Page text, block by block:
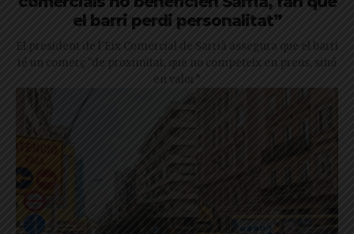
el barri perdi personalitat”
El president de l'Eix Comercial de Sarrià assegura que el barri
té un comerç "de proximitat, que no competeix en preus, sinó
en valor”